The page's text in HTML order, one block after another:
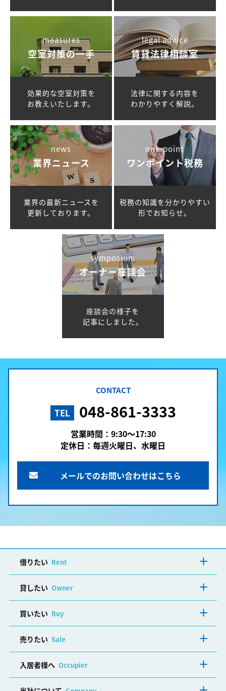
measures
空室対策の一手
効果的な空室対策を
お教えいたします。
legal advice
賃貸法律相談室
法律に関する内容を
わかりやすく解説。
news
業界ニュース
業界の最新ニュースを
更新しております。
one-point
ワンポイント税務
税務の知識を分かりやすい
形でお知らせ。
symposium
オーナー座談会
座談会の様子を
記事にしました。
CONTACT
TEL 048-861-3333
営業時間：9:30～17:30
定休日：毎週火曜日、水曜日
メールでのお問い合わせはこちら
借りたい Rent
貸したい Owner
買いたい Buy
売りたい Sale
入居者様へ Occupier